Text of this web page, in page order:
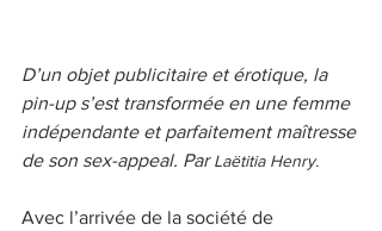
D’un objet publicitaire et érotique, la
pin-up s’est transformée en une femme
indépendante et parfaitement maîtresse
de son sex-appeal. Par Laëtitia Henry.
Avec l’arrivée de la société de